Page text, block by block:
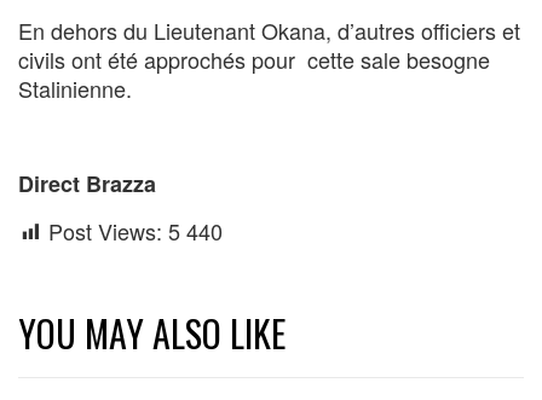
En dehors du Lieutenant Okana, d’autres officiers et
civils ont été approchés pour cette sale besogne
Stalinienne.
Direct Brazza
Post Views: 5 440
YOU MAY ALSO LIKE